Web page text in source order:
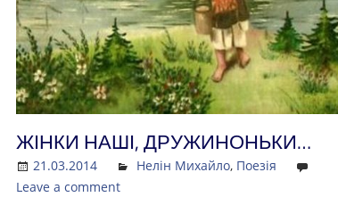
ЖІНКИ НАШІ, ДРУЖИНОНЬКИ…
21.03.2014 Admin
Нелін Михайло, Поезія
Leave a comment